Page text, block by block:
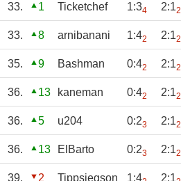
33. 1 Ticketchef 1:34 2:12
33. 8 arnibanani 1:42 2:12
35. 9 Bashman 0:42 2:12
36. 13 kaneman 0:42 2:12
36. 5 u204 0:23 2:12
36. 13 ElBarto 0:23 2:12
39. 2 Tippsiegson 1:4 2:1